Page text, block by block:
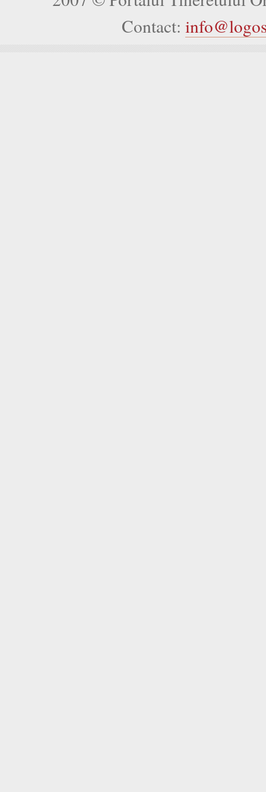
Contact: